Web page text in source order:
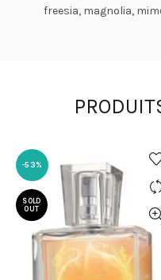
freesia, magnolia,
-53%
SOLD
OUT